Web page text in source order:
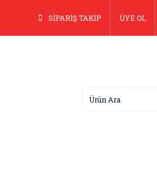
SİPARİŞ TAKİP ÜYE OL